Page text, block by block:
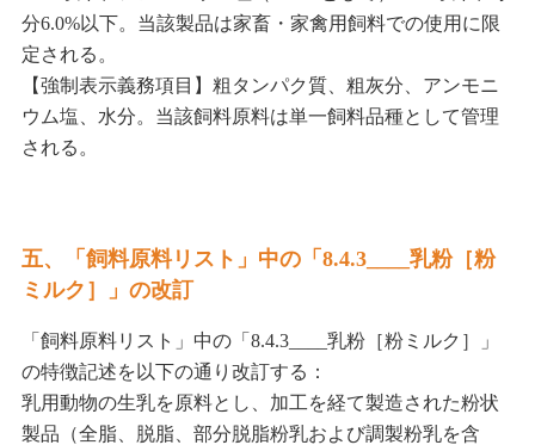
分6.0%以下。当該製品は家畜・家禽用飼料での使用に限
定される。
【強制表示義務項目】粗タンパク質、粗灰分、アンモニ
ウム塩、水分。当該飼料原料は単一飼料品種として管理
される。
五、「飼料原料リスト」中の「8.4.3____乳粉［粉
ミルク］」の改訂
「飼料原料リスト」中の「8.4.3____乳粉［粉ミルク］」
の特徴記述を以下の通り改訂する：
乳用動物の生乳を原料とし、加工を経て製造された粉状
製品（全脂、脱脂、部分脱脂粉乳および調製粉乳を含